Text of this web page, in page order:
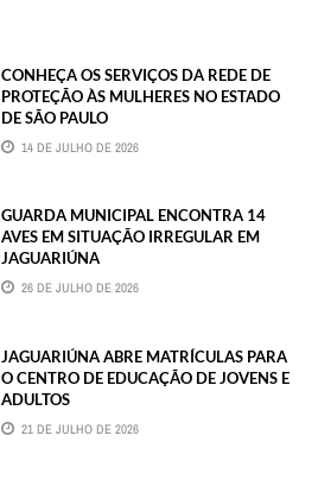
CONHEÇA OS SERVIÇOS DA REDE DE
PROTEÇÃO ÀS MULHERES NO ESTADO
DE SÃO PAULO
14 DE JULHO DE 2026
GUARDA MUNICIPAL ENCONTRA 14
AVES EM SITUAÇÃO IRREGULAR EM
JAGUARIÚNA
26 DE JULHO DE 2026
JAGUARIÚNA ABRE MATRÍCULAS PARA
O CENTRO DE EDUCAÇÃO DE JOVENS E
ADULTOS
21 DE JULHO DE 2026